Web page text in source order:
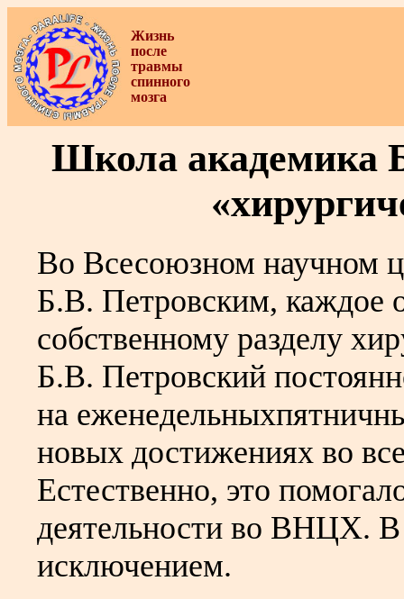
Жизнь
после
травмы
спинного
мозга
Школа академика
Во Всесоюзном научном
Б.В. Петровским, каждое
собственному разделу
Б.В. Петровский
на
новых достижениях во
Естественно, это
деятельности во ВНЦХ.
исключением.